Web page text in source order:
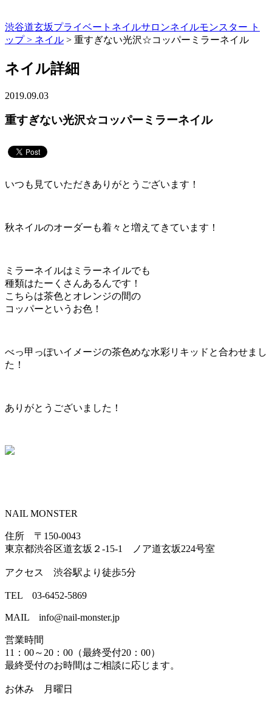
渋谷道玄坂プライベートネイルサロンネイルモンスター ト
ップ > ネイル > 重すぎない光沢☆コッパーミラーネイル
ネイル詳細
2019.09.03
重すぎない光沢☆コッパーミラーネイル
いつも見ていただきありがとうございます！
秋ネイルのオーダーも着々と増えてきています！
ミラーネイルはミラーネイルでも
種類はたーくさんあるんです！
こちらは茶色とオレンジの間の
コッパーというお色！
べっ甲っぽいイメージの茶色めな水彩リキッドと合わせまし
た！
ありがとうございました！
NAIL MONSTER
住所 〒150-0043
東京都渋谷区道玄坂２-15-1 ノア道玄坂224号室
アクセス 渋谷駅より徒歩5分
TEL 03-6452-5869
MAIL info@nail-monster.jp
営業時間
11：00～20：00（最終受付20：00）
最終受付のお時間はご相談に応じます。
お休み 月曜日